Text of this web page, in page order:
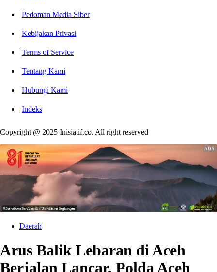
Pedoman Media Siber
Kebijakan Privasi
Terms of Service
Tentang Kami
Hubungi Kami
Indeks
Copyright @ 2025 Inisiatif.co. All right reserved
Daerah
Arus Balik Lebaran di Aceh
Berjalan Lancar, Polda Aceh